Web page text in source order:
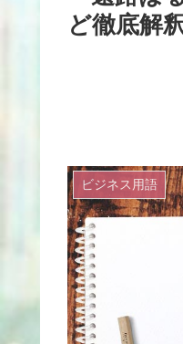
ど徹底解
ビジネス用語